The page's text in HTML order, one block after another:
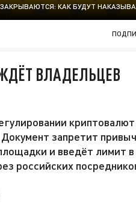
КАК БУДУТ
ВЛАДЕЛЬЦЕВ
запретит
и введёт лимит
российских